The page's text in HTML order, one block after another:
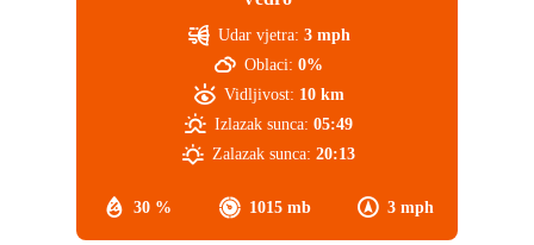
30 % 1015 mb 3 mph
Udar vjetra: 3 mph
Oblaci: 0%
Vidljivost: 10 km
Izlazak sunca: 05:49
Zalazak sunca: 20:13